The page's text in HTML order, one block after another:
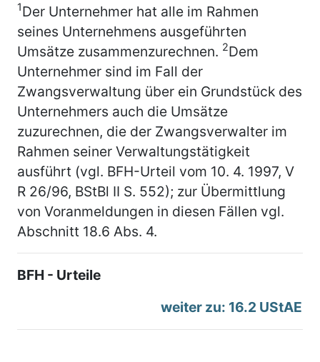
1Der Unternehmer hat alle im Rahmen
seines Unternehmens ausgeführten
Umsätze zusammenzurechnen. 2Dem
Unternehmer sind im Fall der
Zwangsverwaltung über ein Grundstück des
Unternehmers auch die Umsätze
zuzurechnen, die der Zwangsverwalter im
Rahmen seiner Verwaltungstätigkeit
ausführt (vgl. BFH-Urteil vom 10. 4. 1997, V
R 26/96, BStBl II S. 552); zur Übermittlung
von Voranmeldungen in diesen Fällen vgl.
Abschnitt 18.6 Abs. 4.
BFH - Urteile
weiter zu: 16.2 UStAE